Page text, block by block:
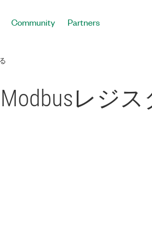
Community Partners
レジ